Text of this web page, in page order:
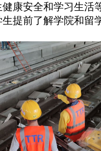
康安全和学习生活
提前了解学院和留